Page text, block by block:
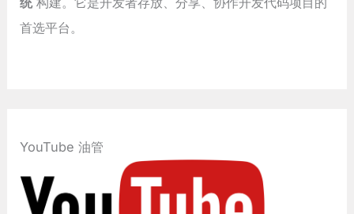
首选平台。
YouTube 油管